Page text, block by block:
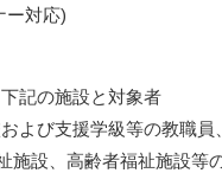
ー対応)
記の施設と対象者
よび支援学級等の教職員
施設、高齢者福祉施設等